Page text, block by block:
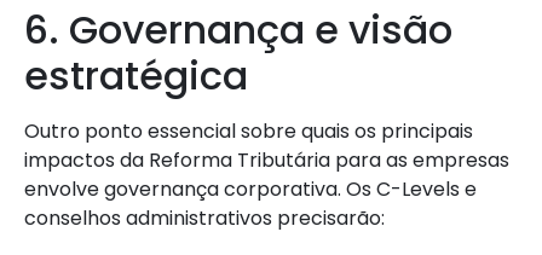
6. Governança e visão
estratégica
Outro ponto essencial sobre quais os principais
impactos da Reforma Tributária para as empresas
envolve governança corporativa. Os C-Levels e
conselhos administrativos precisarão: